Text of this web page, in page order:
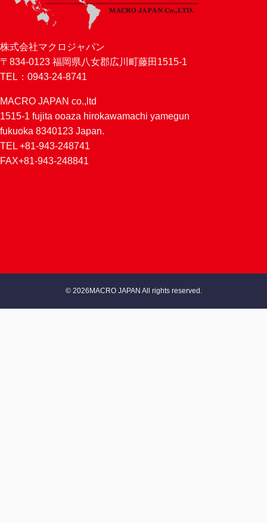
株式会社マクロジャパン
〒834-0123 福岡県八女郡広川町藤田1515-1
TEL：0943-24-8741
MACRO JAPAN co.,ltd
1515-1 fujita ooaza hirokawamachi yamegun
fukuoka 8340123 Japan.
TEL +81-943-248741
FAX+81-943-248841
© 2026MACRO JAPAN All rights reserved.